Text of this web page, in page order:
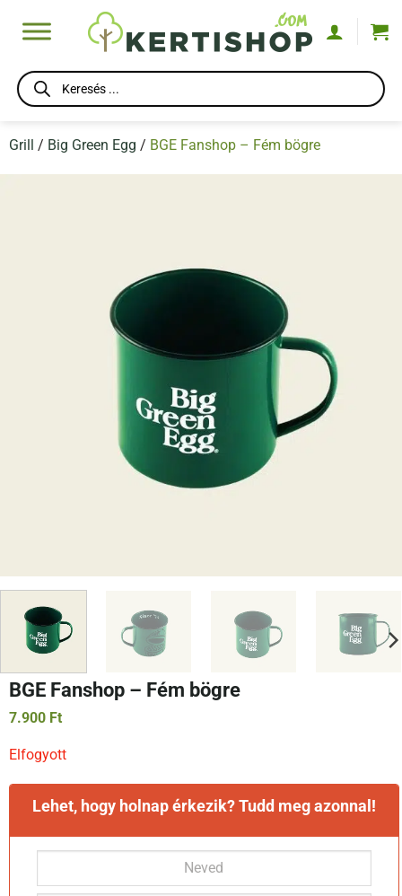
Products
search
Grill / Big Green Egg / BGE Fanshop – Fém bögre
BGE Fanshop – Fém bögre
7.900 Ft
Elfogyott
Lehet, hogy holnap érkezik? Tudd meg azonnal!